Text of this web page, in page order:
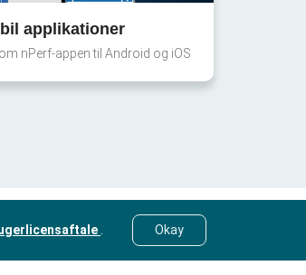
applikationer
nPerf-appen til Android og iOS
Okay